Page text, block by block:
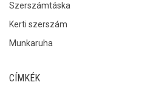
Szerszámtáska
Kerti szerszám
Munkaruha
CÍMKÉK